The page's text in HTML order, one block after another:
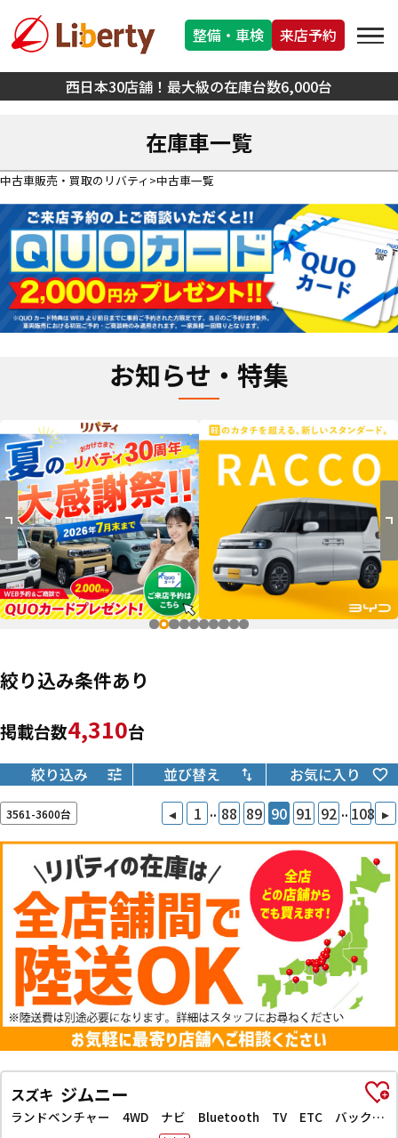
西日本30店舗！最大級の在庫台数6,000台
整備・車検 来店予約
在庫車一覧
中古車販売・買取のリバティ 中古車一覧
お知らせ・特集
絞り込み条件あり
掲載台数4,310台
絞り込み 並び替え お気に入り
3561-3600台 ◂ 1 .. 88 89 90 91 92 .. 108 ▸
スズキ ジムニー
ランドベンチャー 4WD ナビ Bluetooth TV ETC バックカメラ キーレスエントリー 電動格納ミラー シートヒーター AT ABS ESC CD USB アルミホイール 衝突安全ボディ エアコン